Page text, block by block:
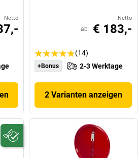
Netto Netto
ab € 183,-
(14)
+Bonus 2-3 Werktage
2 Varianten anzeigen